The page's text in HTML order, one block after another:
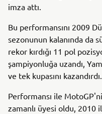
imza attı.
Bu performansını 2009
sezonunun kalanında da
rekor kırdığı 11 pol
şampiyonluğa uzandı,
ve tek kupasını kazandırdı.
Performansı ile
zamanlı üyesi oldu, 2010